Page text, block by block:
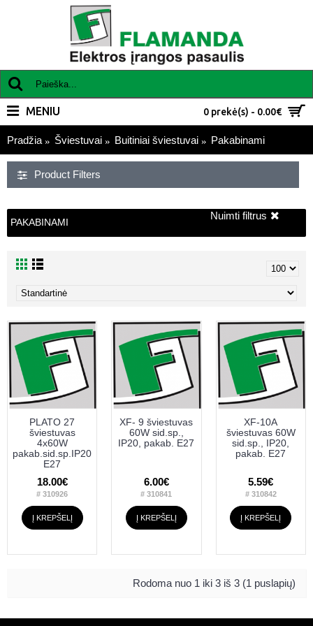
0 prekė(s) - 0.00€
MENIU
Pradžia Šviestuvai Buitiniai šviestuvai Pakabinami
Product Filters
Nuimti filtrus
PAKABINAMI
PLATO 27
šviestuvas
4x60W
pakab.sid.sp.IP20
E27
18.00€
# 310926
Į KREPŠELĮ
XF- 9 šviestuvas
60W sid.sp.,
IP20, pakab. E27
6.00€
# 310841
Į KREPŠELĮ
XF-10A
šviestuvas 60W
sid.sp., IP20,
pakab. E27
5.59€
# 310842
Į KREPŠELĮ
Rodoma nuo 1 iki 3 iš 3 (1 puslapių)